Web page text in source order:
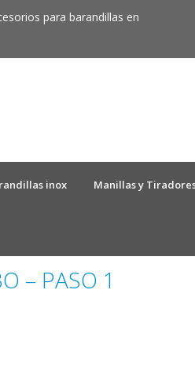
para barandillas en
inox Manillas y
– PASO 1